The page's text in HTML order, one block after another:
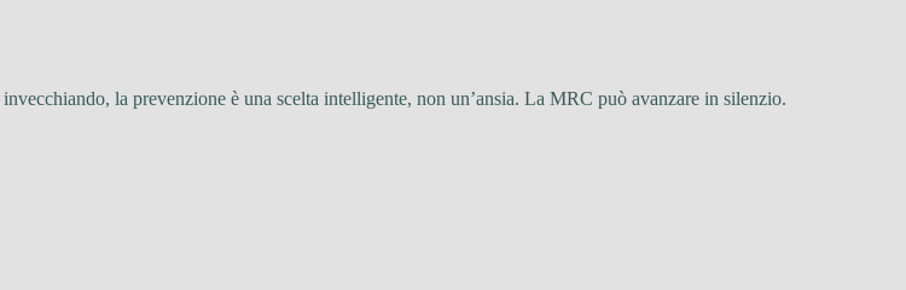
la prevenzione è una scelta intelligente, non un’ansia. La MRC può avanzare in silenzio.